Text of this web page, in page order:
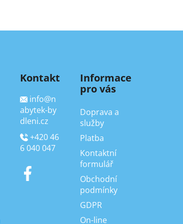
Kontakt
info@n
abytek-by
dleni.cz
+420 46
6 040 047
Informace
pro vás
Doprava a
služby
Platba
Kontaktní
formulář
Obchodní
podmínky
GDPR
On-line